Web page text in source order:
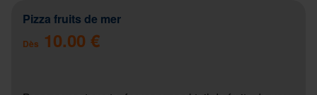
Pizza fruits de mer
Dès 10.00 €